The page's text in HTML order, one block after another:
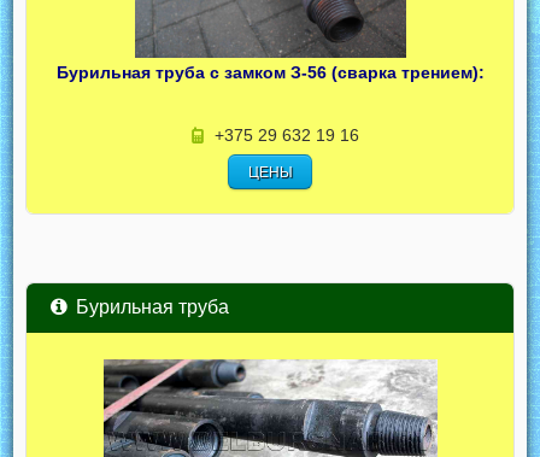
Бурильная труба с замком З-56 (сварка трением):
+375 29 632 19 16
ЦЕНЫ
Бурильная труба